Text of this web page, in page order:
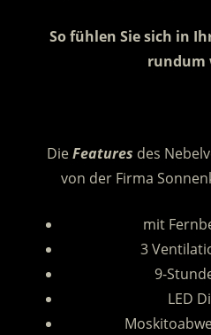
So fühlen Sie sich in
rundum
DieFeatures des
von der Firma
mit
3
9-
LED